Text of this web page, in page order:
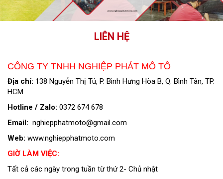
LIÊN HỆ
CÔNG TY TNHH NGHIỆP PHÁT MÔ TÔ
Địa chỉ: 138 Nguyễn Thị Tú, P. Bình Hưng Hòa B, Q. Bình Tân, TP.
HCM
Hotline / Zalo: 0372 674 678
Email: nghiepphatmoto@gmail.com
Web: www.nghiepphatmoto.com
GIỜ LÀM VIỆC:
Tất cả các ngày trong tuần từ thứ 2- Chủ nhật